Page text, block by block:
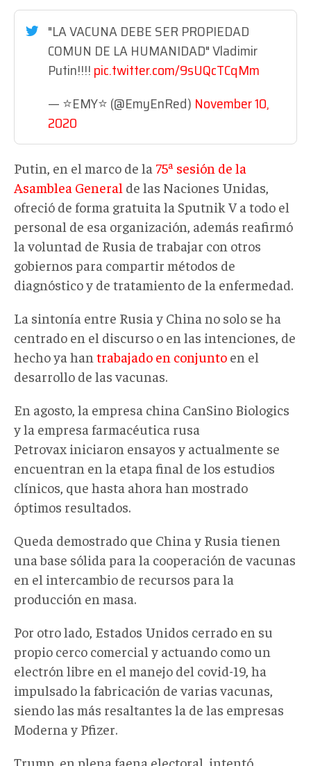
"LA VACUNA DEBE SER PROPIEDAD
COMUN DE LA HUMANIDAD" Vladimir
Putin!!!!pic.twitter.com/9sUQcTCqMm
— ⭐EMY⭐ (@EmyEnRed) November 10,
2020
Putin, en el marco de la 75ª sesión de la
Asamblea General de las Naciones Unidas,
ofreció de forma gratuita la Sputnik V a todo el
personal de esa organización, además reafirmó
la voluntad de Rusia de trabajar con otros
gobiernos para compartir métodos de
diagnóstico y de tratamiento de la enfermedad.
La sintonía entre Rusia y China no solo se ha
centrado en el discurso o en las intenciones, de
hecho ya han trabajado en conjunto en el
desarrollo de las vacunas.
En agosto, la empresa china CanSino Biologics
y la empresa farmacéutica rusa
Petrovax iniciaron ensayos y actualmente se
encuentran en la etapa final de los estudios
clínicos, que hasta ahora han mostrado
óptimos resultados.
Queda demostrado que China y Rusia tienen
una base sólida para la cooperación de vacunas
en el intercambio de recursos para la
producción en masa.
Por otro lado, Estados Unidos cerrado en su
propio cerco comercial y actuando como un
electrón libre en el manejo del covid-19, ha
impulsado la fabricación de varias vacunas,
siendo las más resaltantes la de las empresas
Moderna y Pfizer.
Trump, en plena faena electoral, intentó